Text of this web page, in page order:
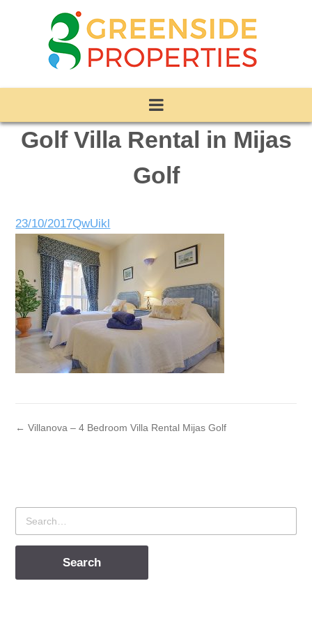
Golf Villa Rental in Mijas
Golf
23/10/2017QwUikl
← Villanova – 4 Bedroom Villa Rental Mijas Golf
Search
for